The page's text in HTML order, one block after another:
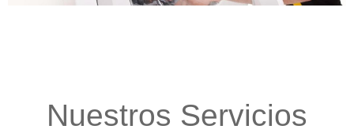
Nuestros Servicios